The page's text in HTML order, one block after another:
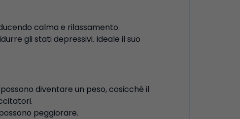
calma e rilassamento.
gli stati depressivi. Ideale il suo
diventare un peso, cosicché il
possono peggiorare.